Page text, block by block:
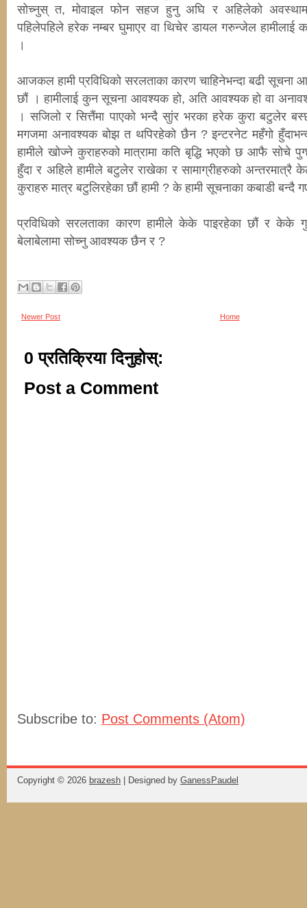
सोच्नुस् त, मोवाइल फोन सहज हुनु अघि र अहिलेको
पहिलेपहिले हरेक नम्बर घुमाएर वा थिचेर डायल गरुन्जेल हामीलाई
।
आजकल हामी प्रविधिको सरलताका कारण चाहिनेभन्दा बढी सूचना
छौं । हामीलाई कुन सूचना आवश्यक हो, अति आवश्यक हो वा
। सजिलो र सित्तैंमा पाएको भन्दै सुांर भरका हरेक कुरा बटुलेर
मगजमा अनावश्यक बोझ त थपिरहेको छैन ? इन्टरनेट महँगो
हामीले खोज्ने कुराहरुको मात्रामा कति बृद्धि भएको छ आफै सोचे
हुँदा र अहिले हामीले बटुलेर राखेका र सामाग्रीहरुको अन्तरमात्रै
कुराहरु मात्र बटुलिरहेका छौं हामी ? के हामी सूचनाका कबाडी बन्दै
प्रविधिको सरलताका कारण हामीले केके पाइरहेका छौं र केके
बेलाबेलामा सोच्नु आवश्यक छैन र ?
Newer Post Home
0 प्रतिक्रिया दिनुहोस्:
Post a Comment
Subscribe to: Post Comments (Atom)
Copyright © 2026 brazesh | Designed by GanessPaudel